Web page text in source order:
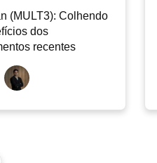
(MULT3): Colhendo
dos
recentes